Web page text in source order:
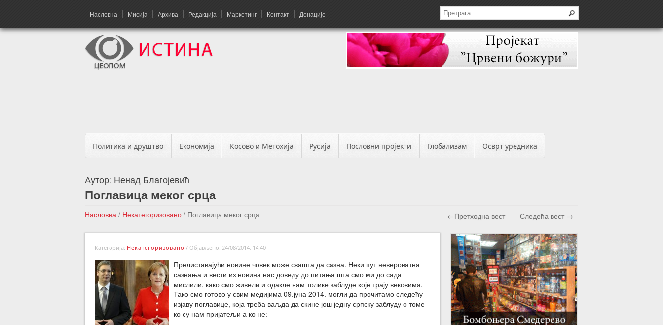
Насловна Мисија Архива Редакција Маркетинг Контакт Донације
Политика и друштво Економија Косово и Метохија Русија Пословни пројекти Глобализам Осврт уредника
Аутор: Ненад Благојевић
Поглавица меког срца
Насловна / Некатегоризовано / Поглавица меког срца ←Претходна вест Следећа вест →
Категорија: Некатегоризовано / Објављено: 24/08/2014, 14:40
Прелиставајући новине човек може свашта да сазна. Неки пут невероватна
сазнања и вести из новина нас доведу до питања шта смо ми до сада
мислили, како смо живели и одакле нам толике заблуде које трају вековима.
Тако смо готово у свим медијима 09.јуна 2014. могли да прочитамо следећу
изјаву поглавице, која треба ваљда да скине још једну српску заблуду о томе
ко су нам пријатељи а ко не: